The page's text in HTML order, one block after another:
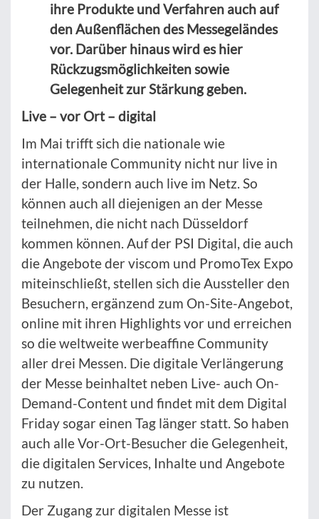
ihre Produkte und Verfahren auch auf
den Außenflächen des Messegeländes
vor. Darüber hinaus wird es hier
Rückzugsmöglichkeiten sowie
Gelegenheit zur Stärkung geben.
Live – vor Ort – digital
Im Mai trifft sich die nationale wie
internationale Community nicht nur live in
der Halle, sondern auch live im Netz. So
können auch all diejenigen an der Messe
teilnehmen, die nicht nach Düsseldorf
kommen können. Auf der PSI Digital, die auch
die Angebote der viscom und PromoTex Expo
miteinschließt, stellen sich die Aussteller den
Besuchern, ergänzend zum On-Site-Angebot,
online mit ihren Highlights vor und erreichen
so die weltweite werbeaffine Community
aller drei Messen. Die digitale Verlängerung
der Messe beinhaltet neben Live- auch On-
Demand-Content und findet mit dem Digital
Friday sogar einen Tag länger statt. So haben
auch alle Vor-Ort-Besucher die Gelegenheit,
die digitalen Services, Inhalte und Angebote
zu nutzen.
Der Zugang zur digitalen Messe ist